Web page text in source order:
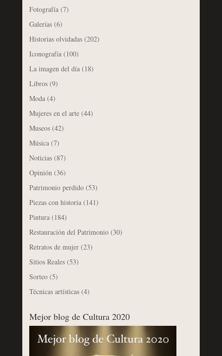
Fotografía(7)
Galerías(6)
Historias olvidadas(202)
Iconografía(100)
La imagen del día(18)
Libros(9)
Moda(4)
Mujeres en el arte(44)
Museos(42)
Música(7)
Noticias(87)
Opinión(36)
Patrimonio perdido(53)
Piezas con historia(141)
Pintura(184)
Restauración del Patrimonio(30)
Retratos de mujer(23)
Sitios Reales(53)
Sorteo(5)
Técnicas artísticas(4)
Mejor blog de Cultura 2020